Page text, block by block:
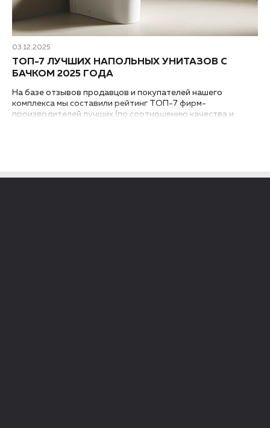
03.12.2025
ТОП-7 ЛУЧШИХ НАПОЛЬНЫХ УНИТАЗОВ С
БАЧКОМ 2025 ГОДА
На базе отзывов продавцов и покупателей нашего
комплекса мы составили рейтинг ТОП-7 фирм-
производителей лучших (по соотношению качества и